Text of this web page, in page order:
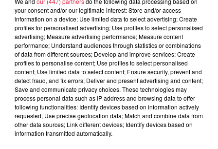
Publié : 21 mars 2022 à 7h57 - Modifié : 21 mars 2022 à
your consent and/or our legitimate interest: Store and/or access
information on a device; Use limited data to select advertising; Create
profiles for personalised advertising; Use profiles to select personalised
advertising; Measure advertising performance; Measure content
performance; Understand audiences through statistics or combinations
of data from different sources; Develop and improve services; Create
profiles to personalise content; Use profiles to select personalised
content; Use limited data to select content; Ensure security, prevent and
detect fraud, and fix errors; Deliver and present advertising and content;
Save and communicate privacy choices. These technologies may
process personal data such as IP address and browsing data to offer
following functionalities: Identify devices based on information actively
requested; Use precise geolocation data; Match and combine data from
other data sources; Link different devices; Identify devices based on
information transmitted automatically.